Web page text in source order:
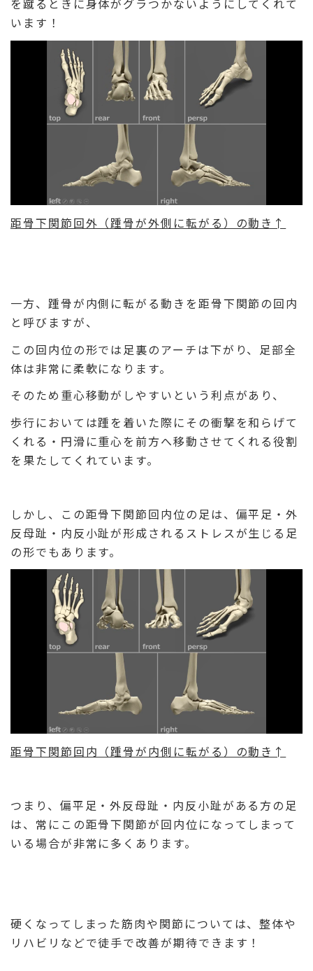
を蹴るときに身体がグラつかないようにしてくれて
います！
距骨下関節回外（踵骨が外側に転がる）の動き↑
一方、踵骨が内側に転がる動きを距骨下関節の回内
と呼びますが、
この回内位の形では足裏のアーチは下がり、足部全
体は非常に柔軟になります。
そのため重心移動がしやすいという利点があり、
歩行においては踵を着いた際にその衝撃を和らげて
くれる・円滑に重心を前方へ移動させてくれる役割
を果たしてくれています。
しかし、この距骨下関節回内位の足は、偏平足・外
反母趾・内反小趾が形成されるストレスが生じる足
の形でもあります。
距骨下関節回内（踵骨が内側に転がる）の動き↑
つまり、偏平足・外反母趾・内反小趾がある方の足
は、常にこの距骨下関節が回内位になってしまって
いる場合が非常に多くあります。
硬くなってしまった筋肉や関節については、整体や
リハビリなどで徒手で改善が期待できます！